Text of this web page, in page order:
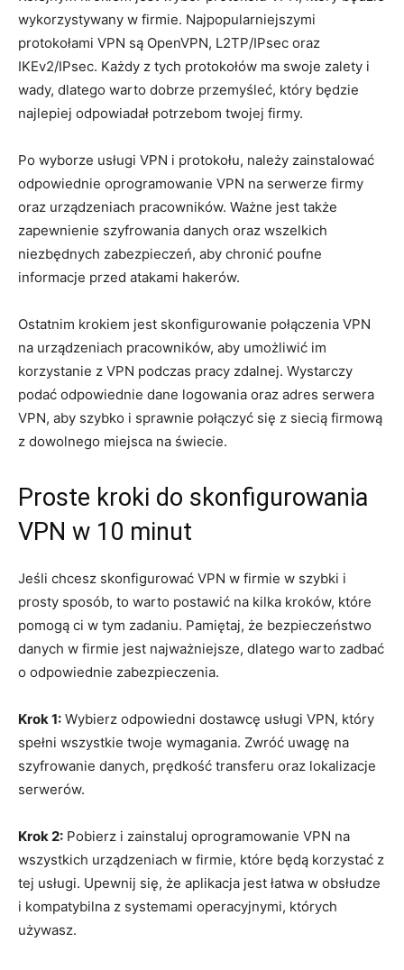
wykorzystywany w ⁢firmie. Najpopularniejszymi
protokołami VPN są OpenVPN, L2TP/IPsec oraz
IKEv2/IPsec. Każdy z ​tych ‍protokołów⁢ ma ​swoje zalety i
wady, dlatego ⁣warto dobrze ‌przemyśleć, który będzie‍
najlepiej odpowiadał‌ potrzebom twojej firmy.
Po wyborze usługi VPN i protokołu,‍ należy zainstalować
odpowiednie oprogramowanie VPN na serwerze firmy
oraz urządzeniach pracowników. Ważne jest także⁣
zapewnienie ‍szyfrowania danych oraz‍ wszelkich
niezbędnych zabezpieczeń, aby chronić poufne
informacje przed atakami hakerów.
Ostatnim krokiem jest skonfigurowanie połączenia VPN
na urządzeniach pracowników, aby umożliwić im
korzystanie z VPN podczas pracy zdalnej. Wystarczy
podać⁤ odpowiednie dane logowania oraz adres serwera
VPN, aby szybko‌ i sprawnie połączyć‌ się z siecią firmową ​
z dowolnego miejsca ‌na świecie.
Proste kroki do skonfigurowania
VPN w 10 minut
Jeśli chcesz skonfigurować VPN w firmie w szybki i
prosty sposób, to warto ⁤postawić⁤ na kilka kroków, które
‍pomogą ci w tym zadaniu. Pamiętaj, ⁤że bezpieczeństwo
danych⁢ w firmie jest najważniejsze, ​dlatego warto zadbać
o odpowiednie zabezpieczenia.
Krok 1: Wybierz odpowiedni dostawcę usługi VPN, który‌
spełni wszystkie twoje wymagania.​ Zwróć uwagę na
szyfrowanie danych, prędkość transferu oraz lokalizacje
serwerów.
Krok 2: Pobierz i zainstaluj oprogramowanie VPN na
wszystkich urządzeniach‍ w firmie,‍ które‌ będą korzystać z
tej ⁢usługi. ‍Upewnij ​się, że ⁢aplikacja jest łatwa w obsłudze
i kompatybilna z systemami operacyjnymi, których
‍używasz.